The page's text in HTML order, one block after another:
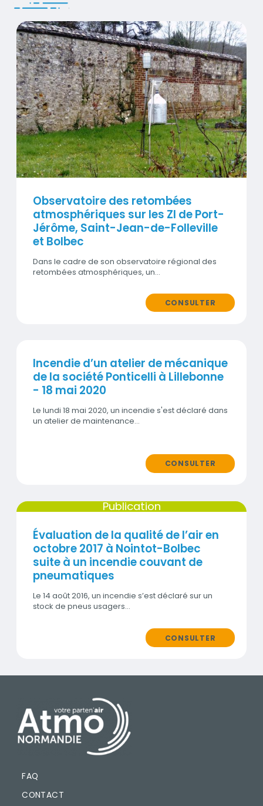
Visuel
Observatoire des retombées
atmosphériques sur les ZI de Port-
Jérôme, Saint-Jean-de-Folleville
et Bolbec
Dans le cadre de son observatoire régional des
retombées atmosphériques, un…
CONSULTER
Incendie d’un atelier de mécanique
de la société Ponticelli à Lillebonne
- 18 mai 2020
Le lundi 18 mai 2020, un incendie s'est déclaré dans
un atelier de maintenance…
CONSULTER
Publication
Évaluation de la qualité de l’air en
octobre 2017 à Nointot-Bolbec
suite à un incendie couvant de
pneumatiques
Le 14 août 2016, un incendie s’est déclaré sur un
stock de pneus usagers…
CONSULTER
PIED DE PAGE
FAQ
CONTACT